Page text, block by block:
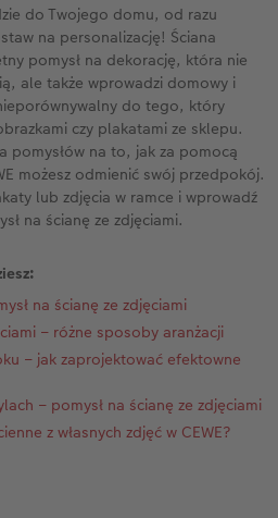
z podróży
dziecka
kucharska
klientów
zdjęć
fotoobrazów
urodzinowy
dla dwojga
kuchenny
ścienny roczny
do Twojego domu, od razu
na personalizację! Ściana
pomysł na dekorację, która nie
ale także wprowadzi domowy i
do tego, który
czy plakatami ze sklepu.
pomysłów na to, jak za pomocą
możesz odmienić swój przedpokój.
lub zdjęcia w ramce i wprowadź
na ścianę ze zdjęciami.
na ścianę ze zdjęciami
– różne sposoby aranżacji
– jak zaprojektować efektowne
– pomysł na ścianę ze zdjęciami
z własnych zdjęć w CEWE?